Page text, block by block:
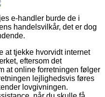
e-handler burde de i
handelsvilkår, det er dog
at tjekke hvorvidt internet
eftersom det
at online forretningen følger
lejlighedsvis føres
lovgivningen.